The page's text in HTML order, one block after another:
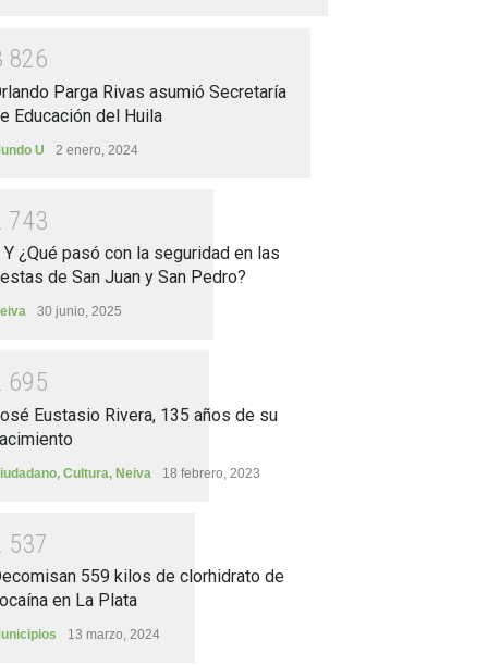
826
Parga Rivas asumió Secretaría
Educación del Huila
U 2 enero, 2024
743
Y ¿Qué pasó con la seguridad en las
de San Juan y San Pedro?
30 junio, 2025
695
Eustasio Rivera, 135 años de su
, Cultura, Neiva 18 febrero, 2023
537
559 kilos de clorhidrato de
en La Plata
13 marzo, 2024